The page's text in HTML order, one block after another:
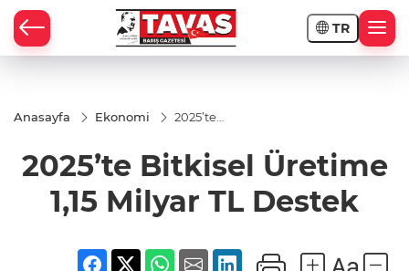
TR
Anasayfa Ekonomi
2025’te
1,15
Milyar
Destek
2025’te Bitkisel Üretime
1,15 Milyar TL Destek